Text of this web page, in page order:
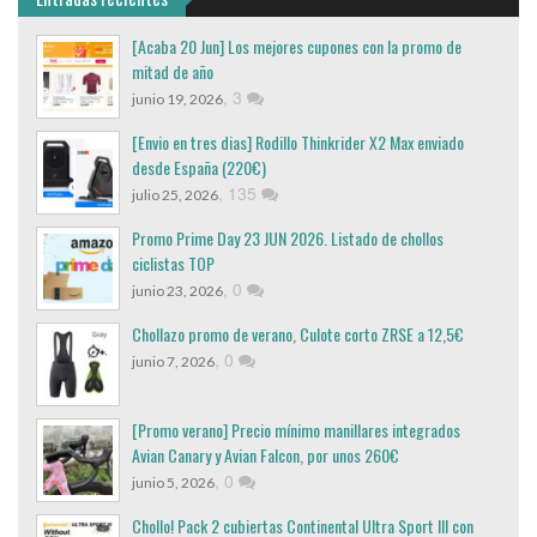
[Acaba 20 Jun] Los mejores cupones con la promo de
mitad de año
junio 19, 2026, 3
[Envio en tres dias] Rodillo Thinkrider X2 Max enviado
desde España (220€)
julio 25, 2026, 135
Promo Prime Day 23 JUN 2026. Listado de chollos
ciclistas TOP
junio 23, 2026, 0
Chollazo promo de verano, Culote corto ZRSE a 12,5€
junio 7, 2026, 0
[Promo verano] Precio mínimo manillares integrados
Avian Canary y Avian Falcon, por unos 260€
junio 5, 2026, 0
Chollo! Pack 2 cubiertas Continental Ultra Sport III con